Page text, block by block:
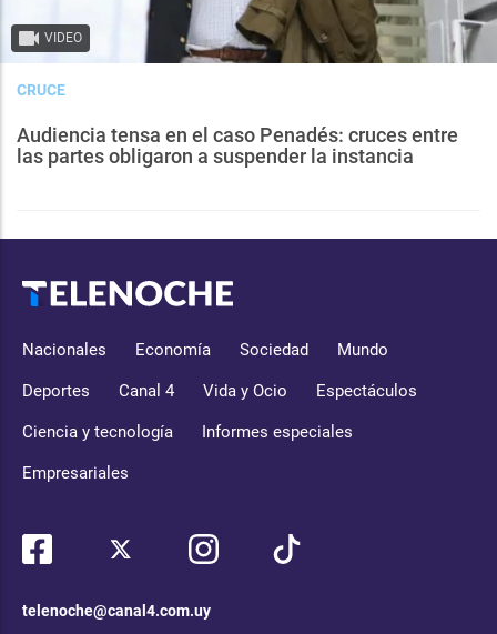
VIDEO
CRUCE
Audiencia tensa en el caso Penadés: cruces entre
las partes obligaron a suspender la instancia
Nacionales Economía Sociedad Mundo
Deportes Canal 4 Vida y Ocio Espectáculos
Ciencia y tecnología Informes especiales
Empresariales
telenoche@canal4.com.uy